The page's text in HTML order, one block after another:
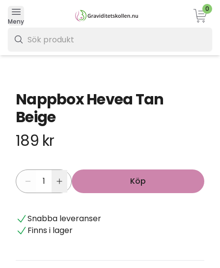
Meny
0
Nappbox Hevea Tan
Beige
189 kr
Köp
Snabba leveranser
Finns i lager